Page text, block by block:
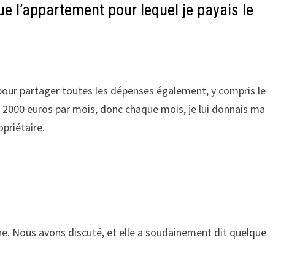
l’appartement pour lequel je payais le
partager toutes les dépenses également, y compris le
euros par mois, donc chaque mois, je lui donnais ma
Nous avons discuté, et elle a soudainement dit quelque